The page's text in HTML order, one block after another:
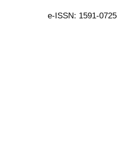
e-ISSN: 1591-0725